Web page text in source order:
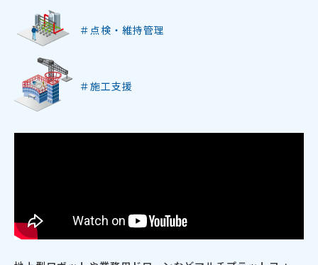
＃点検・維持管理
＃施工支援